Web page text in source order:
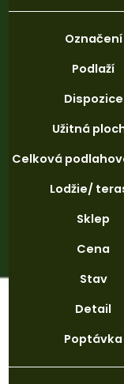
Označení
Podlaží
Dispozice
Užitná
Celková
Lodžie/
Sklep
Cena
Stav
Detail
Poptávka